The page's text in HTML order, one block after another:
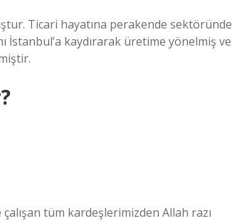
Ticari hayatına perakende sektöründe
İstanbul’a kaydırarak üretime yönelmiş ve
tüm kardeşlerimizden Allah razı